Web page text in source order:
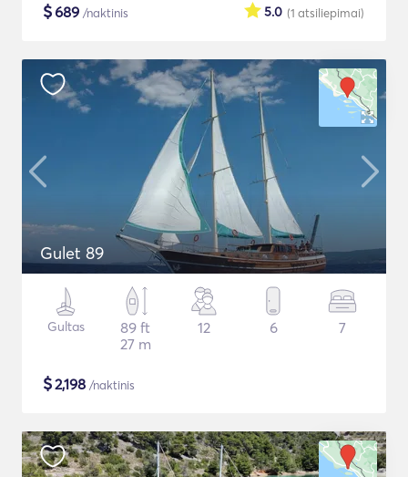
$689 /naktinis (1 atsiliepimai)
5.0
Gulet 89
Gultas
89 ft
27 m
12 6 7
$2,198 /naktinis